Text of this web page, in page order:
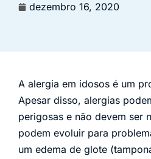
dezembro 16, 2020
A alergia em idosos é um
Apesar disso, alergias
perigosas e não devem ser
podem evoluir para
um edema de glote